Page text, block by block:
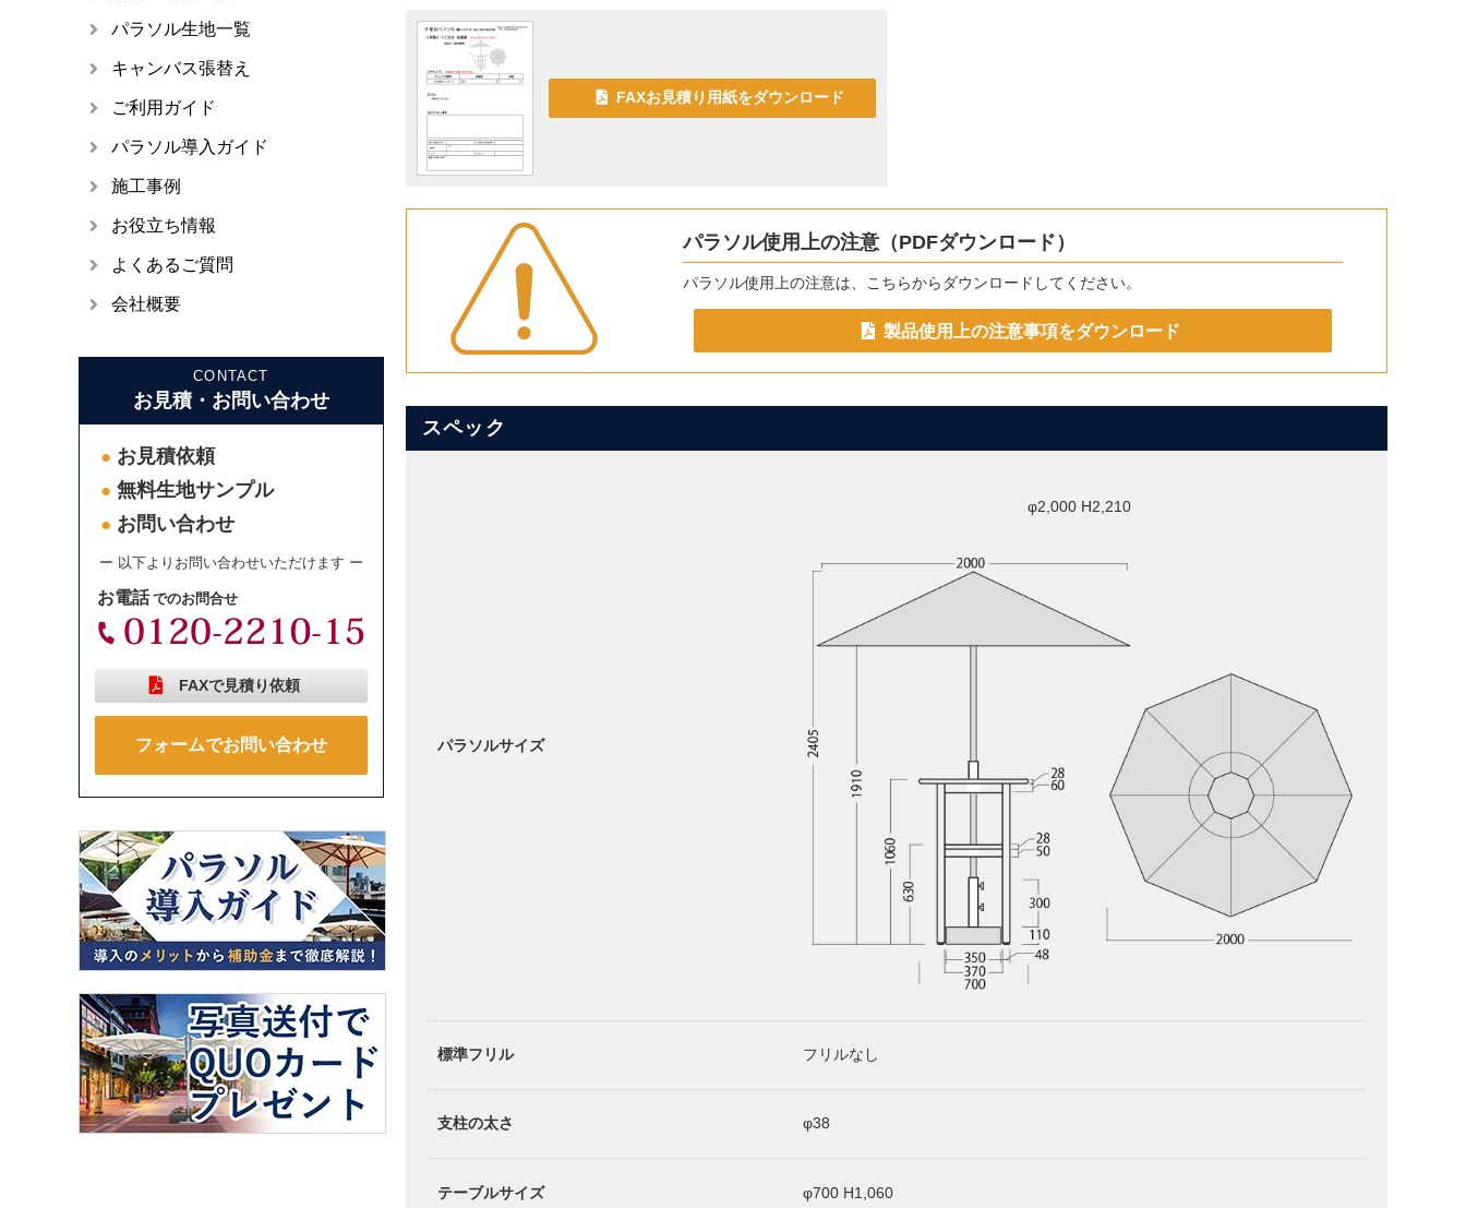
FAXお見積り用紙をダウンロード
パラソル使用上の注意（PDFダウンロード）
パラソル使用上の注意は、こちらからダウンロードしてください。
製品使用上の注意事項をダウンロード
スペック
パラソルサイズ
φ2,000 H2,210
標準フリル フリルなし
支柱の太さ φ38
テーブルサイズ φ700 H1,060
パラソル生地一覧
キャンバス張替え
ご利用ガイド
パラソル導入ガイド
施工事例
お役立ち情報
よくあるご質問
会社概要
CONTACT
お見積・お問い合わせ
● お見積依頼
● 無料生地サンプル
● お問い合わせ
ー 以下よりお問い合わせいただけます ー
お電話 でのお問合せ
FAXで見積り依頼
フォームでお問い合わせ